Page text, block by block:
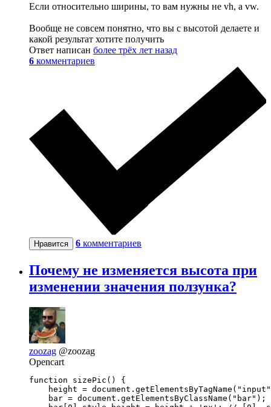
Если относительно ширины, то вам нужны не vh, а vw.
Вообще не совсем понятно, что вы с высотой делаете и
какой результат хотите получить
Ответ написан более трёх лет назад
6 комментариев
Нравится 6 комментариев
Почему не изменяется высота при
изменении значения ползунка?
zoozag @zoozag
Opencart
function sizePic() {
height =
    bar = document.getElementsByClassName("bar");